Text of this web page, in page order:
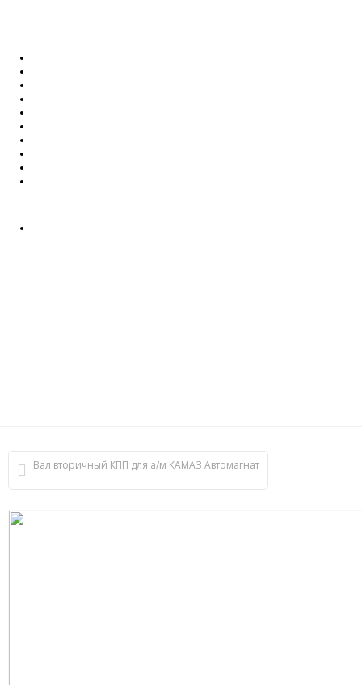
Вал вторичный КПП для а/м КАМАЗ Автомагнат